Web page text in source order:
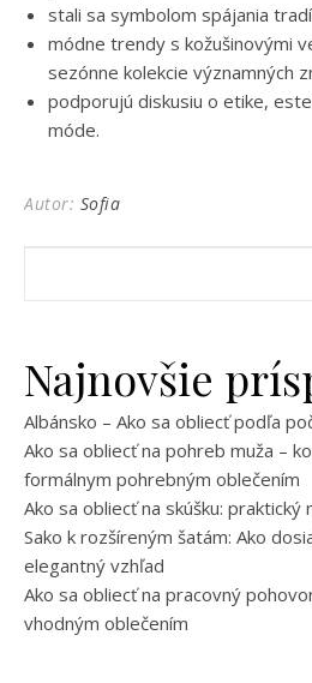
stali sa symbolom spájania
módne trendy s kožušinovými
sezónne kolekcie významných
podporujú diskusiu o etike,
móde.
Autor: Sofia
Najnovšie
Albánsko – Ako sa obliecť podľa
Ako sa obliecť na pohreb muža –
formálnym pohrebným oblečením
Ako sa obliecť na skúšku:
Sako k rozšíreným šatám: Ako
elegantný vzhľad
Ako sa obliecť na pracovný
vhodným oblečením